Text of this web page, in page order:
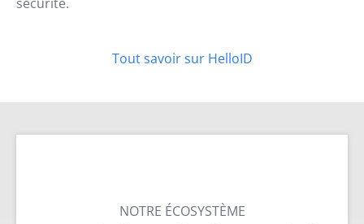
Tout savoir sur HelloID
NOTRE ÉCOSYSTÈME